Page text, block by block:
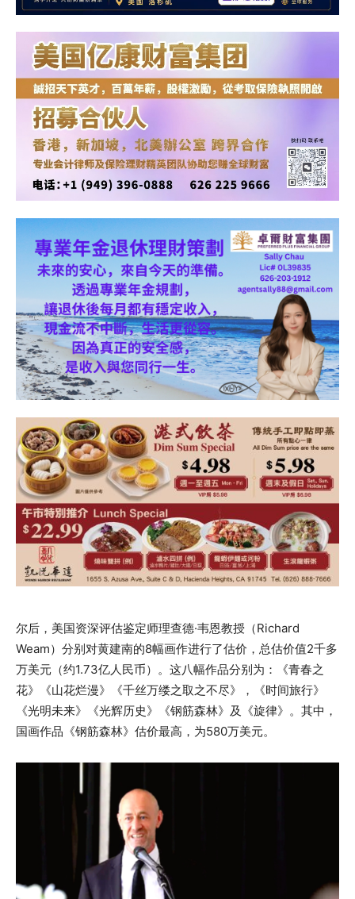
尔后，美国资深评估鉴定师理查德·韦恩教授（Richard
Weam）分别对黄建南的8幅画作进行了估价，总估价值2千多
万美元（约1.73亿人民币）。这八幅作品分别为：《青春之
花》《山花烂漫》《千丝万缕之取之不尽》，《时间旅行》
《光明未来》《光辉历史》《钢筋森林》及《旋律》。其中，
国画作品《钢筋森林》估价最高，为580万美元。